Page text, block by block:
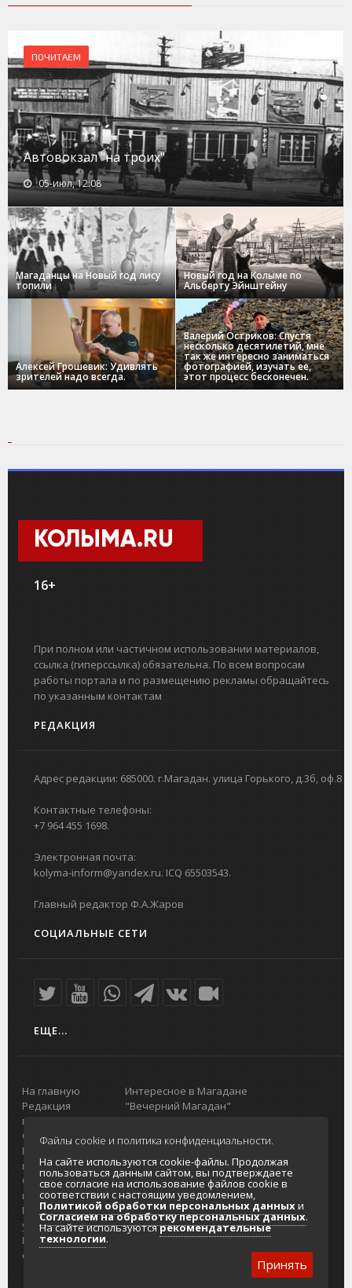
ПОЧИТАЕМ
Автовокзал "на троих"
05-июл, 12:08
Магаданцы на Новый год лису
топили
Новый год на Колыме по
Альберту Эйнштейну
Алексей Грошевик: Удивлять
зрителей надо всегда.
Валерий Остриков: Спустя
несколько десятилетий, мне
так же интересно заниматься
фотографией, изучать ее,
этот процесс бесконечен.
КОЛЫМА.RU
16+
При полном или частичном использовании материалов,
ссылка (гиперссылка) обязательна. По всем вопросам
работы портала и по размещению рекламы обращайтесь
по указанным контактам
РЕДАКЦИЯ
Адрес редакции: 685000. г.Магадан. улица Горького, д.3б, оф.8
Контактные телефоны:
+7 964 455 1698.
Электронная почта:
kolyma-inform@yandex.ru. ICQ 65503543.
Главный редактор Ф.А.Жаров
СОЦИАЛЬНЫЕ СЕТИ
ЕЩЕ...
На главную
Редакция
портала
О проекте
Реклама на
портале
Отзывы и
предложения
Интернет-
услуги
Разработка
сайтов
Интересное в Магадане
"Вечерний Магадан"
Городская доска объявлений
Реклама
Главный туристический портал
Колымы
Политика в отношении обработки
персональных данных
Согласие на обработку персональных
данных
Файлы cookie и политика конфиденциальности.
На сайте используются cookie-файлы. Продолжая
пользоваться данным сайтом, вы подтверждаете
свое согласие на использование файлов cookie в
соответствии с настоящим уведомлением,
Политикой обработки персональных данныхи
Согласием на обработку персональных данных.
На сайте используютсярекомендательные
технологии.
Принять